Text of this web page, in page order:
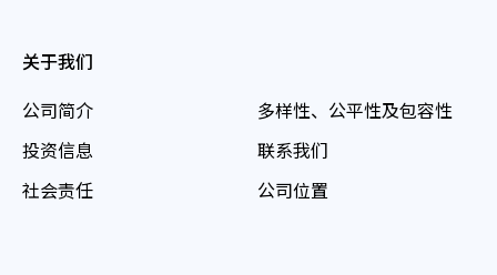
关于我们
公司简介
投资信息
社会责任
多样性、公平性及包容性
联系我们
公司位置